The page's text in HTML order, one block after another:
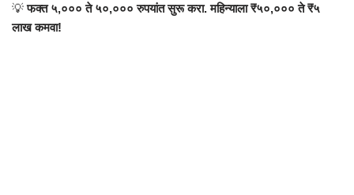
💡फक्त ५,००० ते ५०,००० रुपयांत सुरू करा. महिन्याला ₹५०,००० ते ₹५
लाख कमवा!